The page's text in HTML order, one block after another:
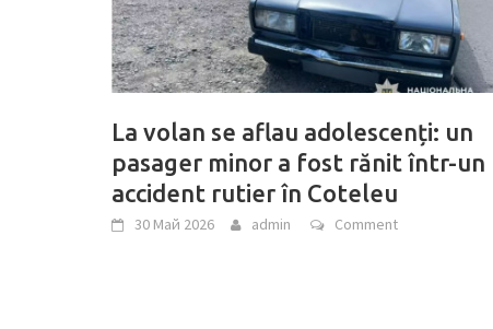
La volan se aflau adolescenți: un
pasager minor a fost rănit într-un
accident rutier în Coteleu
30 Май 2026 admin Comment